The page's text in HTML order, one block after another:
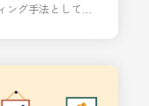
グ手法として知
提供するビジネス